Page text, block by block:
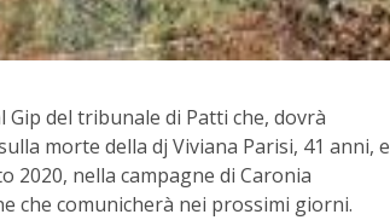
Gip del tribunale di Patti che, dovrà
morte della dj Viviana Parisi, 41 anni, e
2020, nella campagne di Caronia
che comunicherà nei prossimi giorni.